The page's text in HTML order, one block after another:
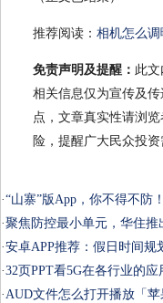
推荐阅读： 相机怎么调
免责声明及提醒： 此
相关信息仅为宣传及
点，文章真实性请浏
险，提醒广大民众投资
·“山寨”版App，你不得不防！
·聚焦防控最小单元，华住推
·安卓APP推荐：假日时间
·32页PPT看5G在各行业的
·AUD文件怎么打开播放「苹